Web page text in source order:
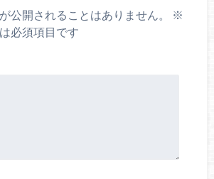
公開されることはありません。
※
必須項目です